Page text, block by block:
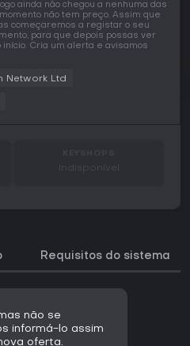
ainda não chegou a nenhuma das
não tem preço. Assim que
começaremos a registar o seu
para que depois possas ver
Cria um alerta e avisamos
Network Ltd
Indisponível
Requisitos do sistema
não se
informá-lo assim
oferta.